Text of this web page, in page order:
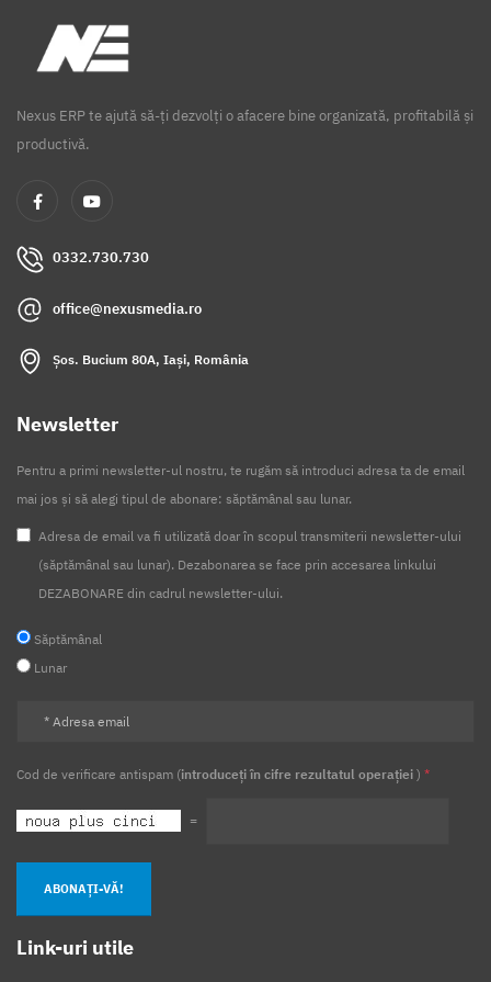
Nexus ERP te ajută să-ți dezvolți o afacere bine organizată, profitabilă și
productivă.
0332.730.730
office@nexusmedia.ro
Șos. Bucium 80A, Iași, România
Newsletter
Pentru a primi newsletter-ul nostru, te rugăm să introduci adresa ta de email
mai jos și să alegi tipul de abonare: săptămânal sau lunar.
Adresa de email va fi utilizată doar în scopul transmiterii newsletter-ului
(săptămânal sau lunar). Dezabonarea se face prin accesarea linkului
DEZABONARE din cadrul newsletter-ului.
Săptămânal
Lunar
Cod de verificare antispam (introduceți în cifre rezultatul operației ) *
=
ABONAȚI-VĂ!
Link-uri utile